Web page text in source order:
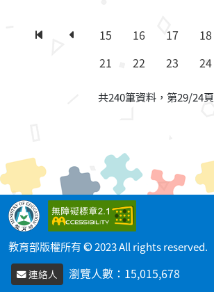
第一頁 上一頁
15 16 17 18
21
22 23 24
共240筆資料，第29/24頁
教育部版權所有 © 2023 All rights reserved.
連絡人 瀏覽人數： 15,015,678